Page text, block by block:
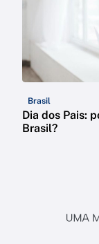
Brasil
Dia dos Pais:
Brasil?